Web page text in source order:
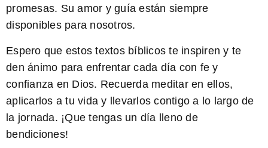
promesas. Su amor y guía están siempre
disponibles para nosotros.
Espero que estos textos bíblicos te inspiren y te
den ánimo para enfrentar cada día con fe y
confianza en Dios. Recuerda meditar en ellos,
aplicarlos a tu vida y llevarlos contigo a lo largo de
la jornada. ¡Que tengas un día lleno de
bendiciones!